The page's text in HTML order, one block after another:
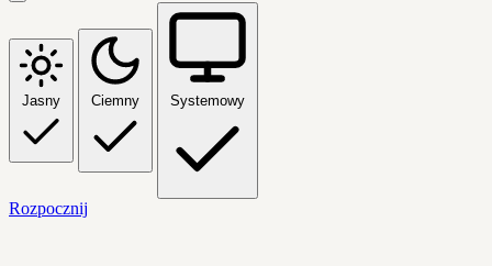
Jasny Ciemny Systemowy
Rozpocznij